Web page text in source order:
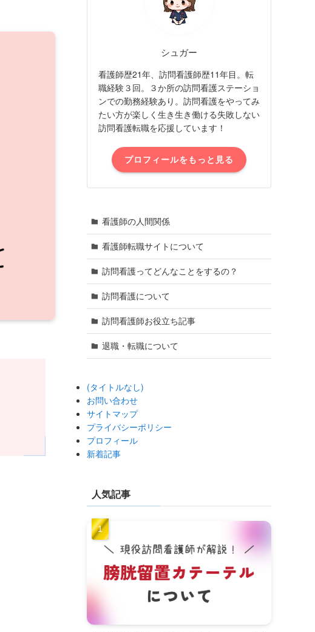
シュガー
看護師歴21年、訪問看護師歴11年目。転
職経験３回。３か所の訪問看護ステーショ
ンでの勤務経験あり。訪問看護をやってみ
たい方が楽しく生き生き働ける失敗しない
訪問看護転職を応援しています！
プロフィールをもっと見る
看護師の人間関係
看護師転職サイトについて
訪問看護ってどんなことをするの？
訪問看護について
訪問看護師お役立ち記事
退職・転職について
(タイトルなし)
お問い合わせ
サイトマップ
プライバシーポリシー
プロフィール
新着記事
人気記事